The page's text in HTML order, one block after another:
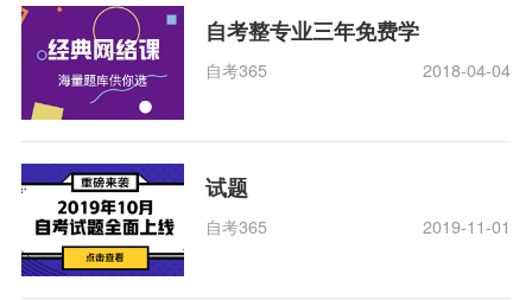
自考整专业三年免费学
自考365 2018-04-04
试题
自考365 2019-11-01